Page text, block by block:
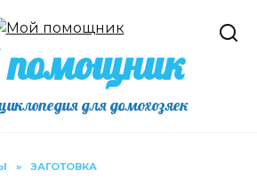
для домохозяек
» ЗАГОТОВКА